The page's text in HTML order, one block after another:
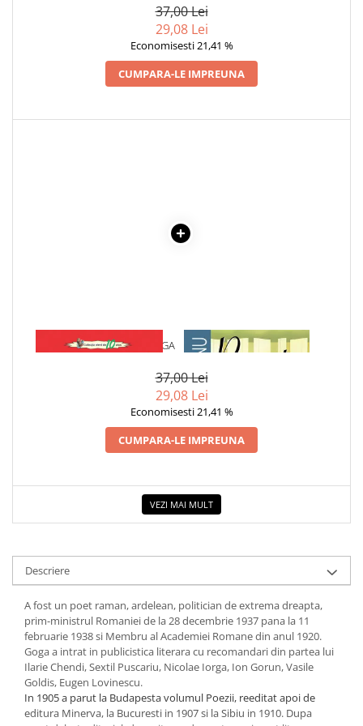
37,00 Lei
29,08 Lei
Economisesti 21,41 %
CUMPARA-LE IMPREUNA
1 x POEZII - OCTAVIAN GOGA 1 x RECREATIA MARE
37,00 Lei
29,08 Lei
Economisesti 21,41 %
CUMPARA-LE IMPREUNA
VEZI MAI MULT
Descriere
A fost un poet raman, ardelean, politician de extrema dreapta,
prim-ministrul Romaniei de la 28 decembrie 1937 pana la 11
februarie 1938 si Membru al Academiei Romane din anul 1920.
Goga a intrat in publicistica literara cu recomandari din partea lui
Ilarie Chendi, Sextil Puscariu, Nicolae Iorga, Ion Gorun, Vasile
Goldis, Eugen Lovinescu.
In 1905 a parut la Budapesta volumul Poezii, reeditat apoi de
editura Minerva, la Bucuresti in 1907 si la Sibiu in 1910. Dupa